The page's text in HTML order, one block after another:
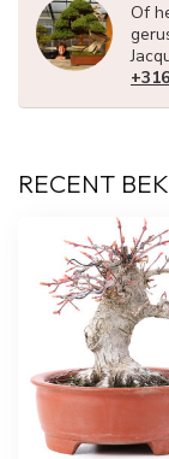
Of
RECENT